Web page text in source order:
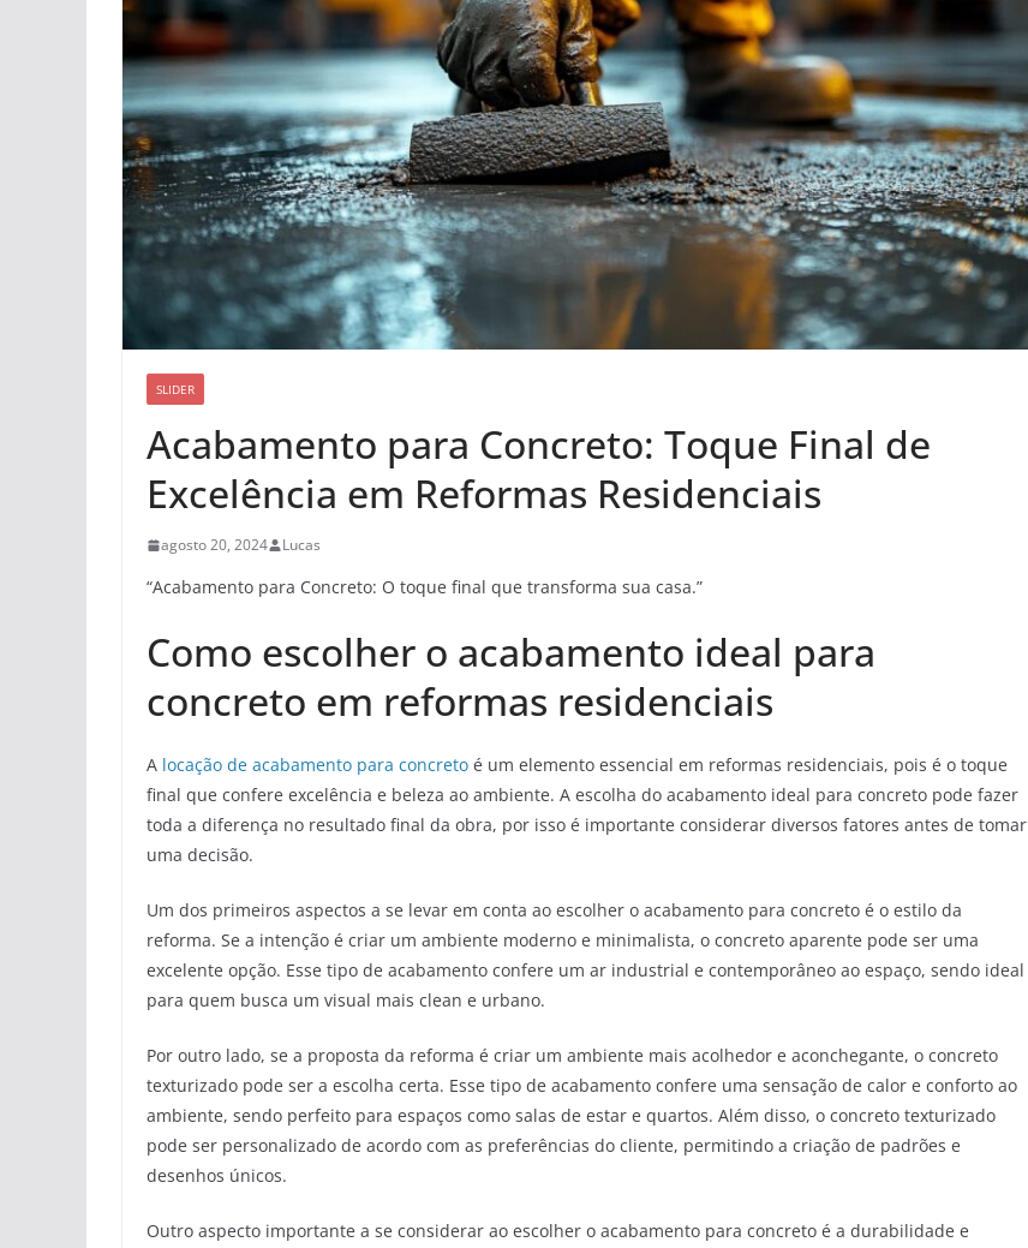
SLIDER
Acabamento para Concreto: Toque Final de
Excelência em Reformas Residenciais
agosto 20, 2024 Lucas
“Acabamento para Concreto: O toque final que transforma sua casa.”
Como escolher o acabamento ideal para
concreto em reformas residenciais
A locação de acabamento para concreto é um elemento essencial em reformas residenciais, pois é o toque
final que confere excelência e beleza ao ambiente. A escolha do acabamento ideal para concreto pode fazer
toda a diferença no resultado final da obra, por isso é importante considerar diversos fatores antes de tomar
uma decisão.
Um dos primeiros aspectos a se levar em conta ao escolher o acabamento para concreto é o estilo da
reforma. Se a intenção é criar um ambiente moderno e minimalista, o concreto aparente pode ser uma
excelente opção. Esse tipo de acabamento confere um ar industrial e contemporâneo ao espaço, sendo ideal
para quem busca um visual mais clean e urbano.
Por outro lado, se a proposta da reforma é criar um ambiente mais acolhedor e aconchegante, o concreto
texturizado pode ser a escolha certa. Esse tipo de acabamento confere uma sensação de calor e conforto ao
ambiente, sendo perfeito para espaços como salas de estar e quartos. Além disso, o concreto texturizado
pode ser personalizado de acordo com as preferências do cliente, permitindo a criação de padrões e
desenhos únicos.
Outro aspecto importante a se considerar ao escolher o acabamento para concreto é a durabilidade e